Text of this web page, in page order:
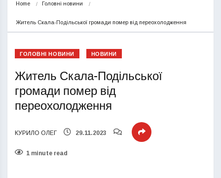
Home Головні новини
Житель Скала-Подільської громади помер від переохолодження
ГОЛОВНІ НОВИНИ НОВИНИ
Житель Скала-Подільської
громади помер від
переохолодження
КУРИЛО ОЛЕГ 29.11.2023
1 minute read